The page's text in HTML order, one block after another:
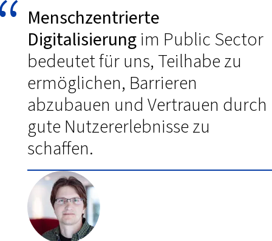
Menschzentrierte
Digitalisierungim Public Sector
bedeutet für uns, Teilhabe zu
ermöglichen, Barrieren
abzubauen und Vertrauen durch
gute Nutzererlebnisse zu
schaffen.